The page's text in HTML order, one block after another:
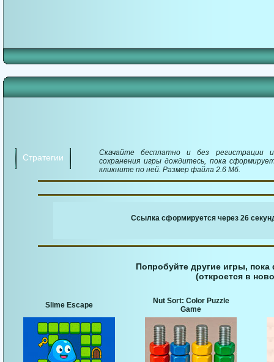
Стратегии
Скачайте бесплатно и без регистрации
сохранения игры дождитесь, пока
кликните по ней. Размер файла 2.6 Мб.
Ссылка сформируется через 25
Попробуйте другие игры,
(откроется в
Slime Escape
Nut Sort: Color Puzzle
Game